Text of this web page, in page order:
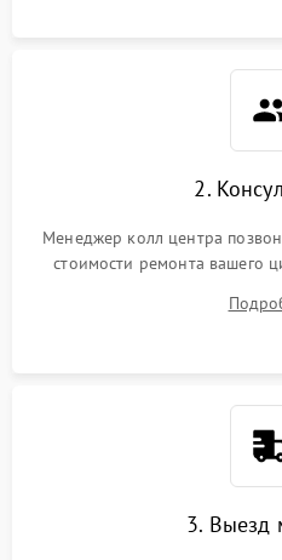
2.
Менеджер колл центра
стоимости ремонта вашего
3. Выезд